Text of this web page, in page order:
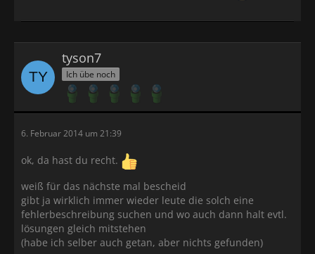
tyson7
Ich übe noch
6. Februar 2014 um 21:39
ok, da hast du recht.
weiß für das nächste mal bescheid
gibt ja wirklich immer wieder leute die solch eine
fehlerbeschreibung suchen und wo auch dann halt evtl.
lösungen gleich mitstehen
(habe ich selber auch getan, aber nichts gefunden)